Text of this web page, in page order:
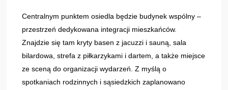
Centralnym punktem osiedla będzie budynek wspólny –
przestrzeń dedykowana integracji mieszkańców.
Znajdzie się tam kryty basen z jacuzzi i sauną, sala
bilardowa, strefa z piłkarzykami i dartem, a także miejsce
ze sceną do organizacji wydarzeń. Z myślą o
spotkaniach rodzinnych i sąsiedzkich zaplanowano